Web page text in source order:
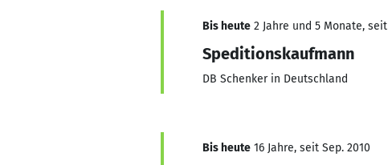
Bis heute 2 Jahre und 5 Monate, seit
Speditionskaufmann
DB Schenker in Deutschland
Bis heute 16 Jahre, seit Sep. 2010